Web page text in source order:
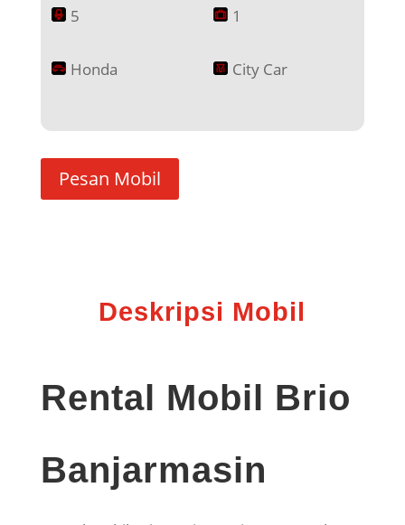
5 1
Honda City Car
Pesan Mobil
Deskripsi Mobil
Rental Mobil Brio
Banjarmasin